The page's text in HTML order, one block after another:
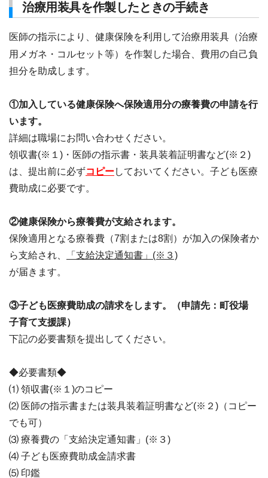
治療用装具を作製したときの手続き
医師の指示により、健康保険を利用して治療用装具（治療
用メガネ・コルセット等）を作製した場合、費用の自己負
担分を助成します。
①加入している健康保険へ保険適用分の療養費の申請を行
います。
詳細は職場にお問い合わせください。
領収書(※１)・医師の指示書・装具装着証明書など(※２)
は、提出前に必ずコピーしておいてください。子ども医療
費助成に必要です。
②健康保険から療養費が支給されます。
保険適用となる療養費（7割または8割）が加入の保険者か
ら支給され、
「支給決定通知書」(※３)
が届きます。
③子ども医療費助成の請求をします。（申請先：町役場
子育て支援課）
下記の必要書類を提出してください。
◆必要書類◆
⑴ 領収書(※１)のコピー
⑵ 医師の指示書または装具装着証明書など(※２)（コピー
でも可）
⑶ 療養費の「支給決定通知書」(※３)
⑷ 子ども医療費助成金請求書
⑸ 印鑑